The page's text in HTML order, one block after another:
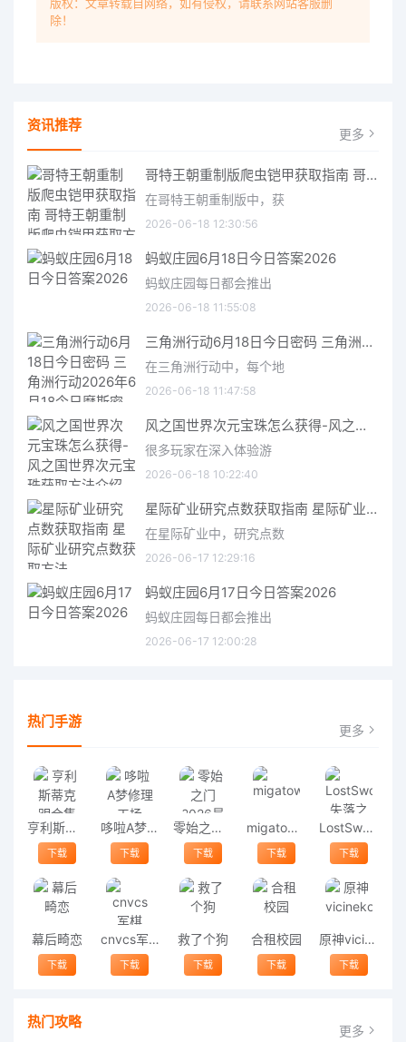
除！
资讯推荐 更多
哥特王朝重制版爬虫铠甲获取指南 哥特王朝重制版爬虫铠甲获取方法
在哥特王朝重制版中，获
2026-06-18 12:30:56
蚂蚁庄园6月18日今日答案2026
蚂蚁庄园每日都会推出
2026-06-18 11:55:08
三角洲行动6月18日今日密码 三角洲行动2026年6月18今日摩斯密码分享
在三角洲行动中，每个地
2026-06-18 11:47:58
风之国世界次元宝珠怎么获得-风之国世界次元宝珠获取方法介绍
很多玩家在深入体验游
2026-06-18 10:22:40
星际矿业研究点数获取指南 星际矿业研究点数获取方法
在星际矿业中，研究点数
2026-06-17 12:29:16
蚂蚁庄园6月17日今日答案2026
蚂蚁庄园每日都会推出
2026-06-17 12:00:28
热门手游 更多
亨利斯蒂克明合集
下载
哆啦A梦修理工场
下载
零始之门2026最新版
下载
migatowemyworld1.68
下载
LostSword失落之剑
下载
幕后畸恋
下载
cnvcs军棋
下载
救了个狗
下载
合租校园
下载
原神vicineko
下载
热门攻略 更多